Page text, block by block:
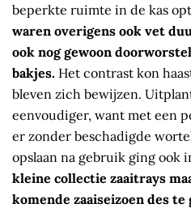
beperkte ruimte in de kas
waren overigens ook vet
ook nog gewoon
bakjes. Het contrast kon
bleven zich bewijzen.
eenvoudiger, want met een
er zonder beschadigde
opslaan na gebruik ging ook
kleine collectie zaaitrays
komende zaaiseizoen des te